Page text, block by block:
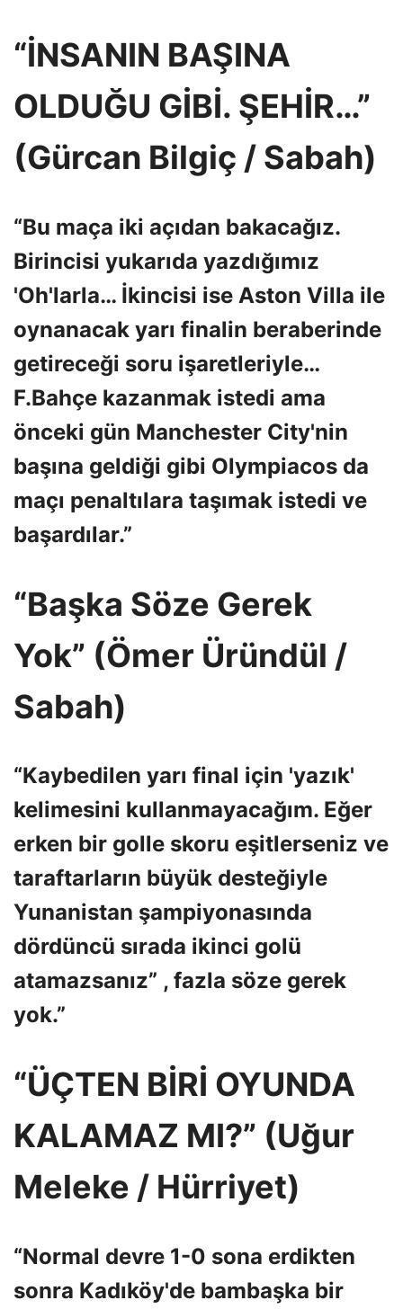
“İNSANIN BAŞINA
OLDUĞU GİBİ. ŞEHİR…”
(Gürcan Bilgiç / Sabah)
“Bu maça iki açıdan bakacağız.
Birincisi yukarıda yazdığımız
'Oh'larla… İkincisi ise Aston Villa ile
oynanacak yarı finalin beraberinde
getireceği soru işaretleriyle…
F.Bahçe kazanmak istedi ama
önceki gün Manchester City'nin
başına geldiği gibi Olympiacos da
maçı penaltılara taşımak istedi ve
başardılar.”
“Başka Söze Gerek
Yok” (Ömer Üründül /
Sabah)
“Kaybedilen yarı final için 'yazık'
kelimesini kullanmayacağım. Eğer
erken bir golle skoru eşitlerseniz ve
taraftarların büyük desteğiyle
Yunanistan şampiyonasında
dördüncü sırada ikinci golü
atamazsanız” , fazla söze gerek
yok.”
“ÜÇTEN BİRİ OYUNDA
KALAMAZ MI?” (Uğur
Meleke / Hürriyet)
“Normal devre 1-0 sona erdikten
sonra Kadıköy'de bambaşka bir